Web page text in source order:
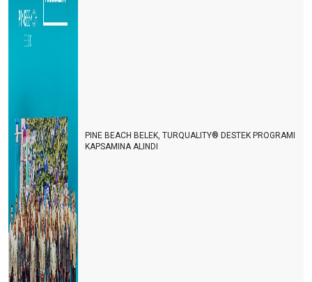
PINE BEACH BELEK, TURQUALITY® DESTEK PROGRAMI
KAPSAMINA ALINDI